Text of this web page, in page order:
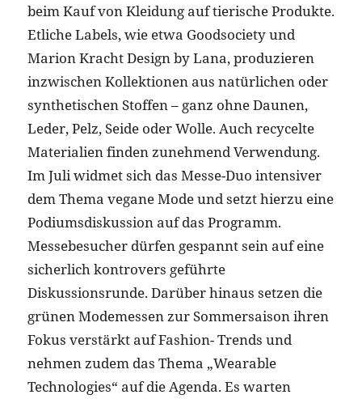
beim Kauf von Kleidung auf tierische Produkte.
Etliche Labels, wie etwa Goodsociety und
Marion Kracht Design by Lana, produzieren
inzwischen Kollektionen aus natürlichen oder
synthetischen Stoffen – ganz ohne Daunen,
Leder, Pelz, Seide oder Wolle. Auch recycelte
Materialien finden zunehmend Verwendung.
Im Juli widmet sich das Messe-Duo intensiver
dem Thema vegane Mode und setzt hierzu eine
Podiumsdiskussion auf das Programm.
Messebesucher dürfen gespannt sein auf eine
sicherlich kontrovers geführte
Diskussionsrunde. Darüber hinaus setzen die
grünen Modemessen zur Sommersaison ihren
Fokus verstärkt auf Fashion- Trends und
nehmen zudem das Thema „Wearable
Technologies“ auf die Agenda. Es warten